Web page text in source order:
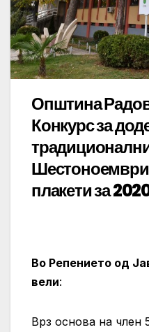
Општина
Конкурс за
плакети за
Во Репението од
вели:
Врз основа на член